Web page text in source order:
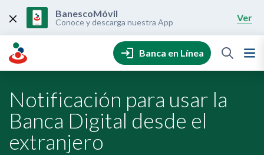
content
BanescoMóvil
Conoce y descarga nuestra App Ver
Banca en Línea
Notificación para usar la
Banca Digital desde el
extranjero